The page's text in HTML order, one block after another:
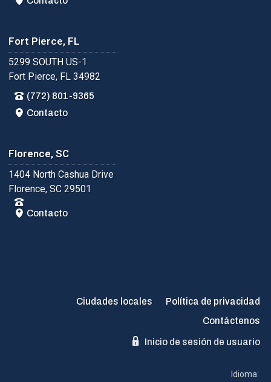
Fort Pierce, FL
5299 SOUTH US-1
Fort Pierce, FL 34982
(772) 801-9365
Contacto
Florence, SC
1404 North Cashua Drive
Florence, SC 29501
Contacto
Ciudades locales
Política de privacidad
Contáctenos
Inicio de sesión de usuario
Idioma: